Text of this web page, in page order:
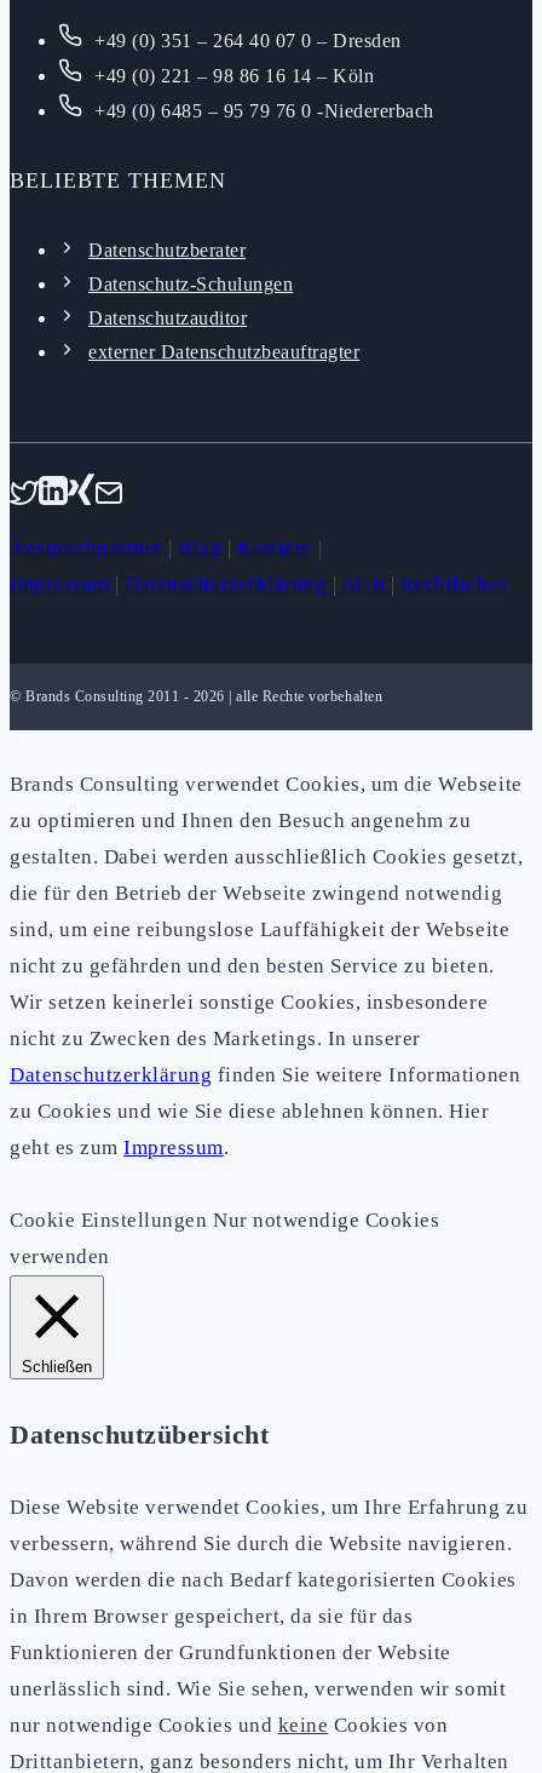
+49 (0) 351 – 264 40 07 0 – Dresden
+49 (0) 221 – 98 86 16 14 – Köln
+49 (0) 6485 – 95 79 76 0 -Niedererbach
BELIEBTE THEMEN
Datenschutzberater
Datenschutz-Schulungen
Datenschutzauditor
externer Datenschutzbeauftragter
Ansprechpartner |Blog | Karriere |
Impressum |Datenschutzerklärung | AGB | Rechtliches
© Brands Consulting 2011 - 2026 | alle Rechte vorbehalten
Brands Consulting verwendet Cookies, um die Webseite
zu optimieren und Ihnen den Besuch angenehm zu
gestalten. Dabei werden ausschließlich Cookies gesetzt,
die für den Betrieb der Webseite zwingend notwendig
sind, um eine reibungslose Lauffähigkeit der Webseite
nicht zu gefährden und den besten Service zu bieten.
Wir setzen keinerlei sonstige Cookies, insbesondere
nicht zu Zwecken des Marketings. In unserer
Datenschutzerklärung finden Sie weitere Informationen
zu Cookies und wie Sie diese ablehnen können. Hier
geht es zumImpressum.
Cookie Einstellungen Nur notwendige Cookies
verwenden
Schließen
Datenschutzübersicht
Diese Website verwendet Cookies, um Ihre Erfahrung zu
verbessern, während Sie durch die Website navigieren.
Davon werden die nach Bedarf kategorisierten Cookies
in Ihrem Browser gespeichert, da sie für das
Funktionieren der Grundfunktionen der Website
unerlässlich sind. Wie Sie sehen, verwenden wir somit
nur notwendige Cookies und keine Cookies von
Drittanbietern, ganz besonders nicht, um Ihr Verhalten